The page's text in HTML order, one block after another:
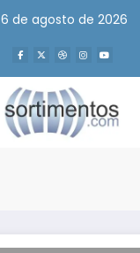
6 de agosto de 2026